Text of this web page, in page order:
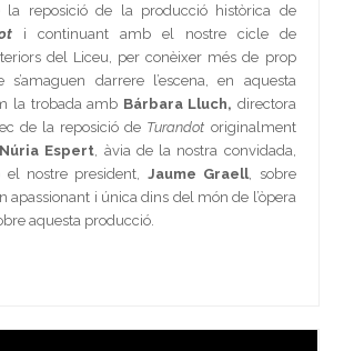
reposició de la producció històrica de
i continuant amb el nostre cicle de
del Liceu, per conèixer més de prop
darrere l’escena, en aquesta
la trobada amb Bárbara Lluch, directora
de la reposició de Turandot originalment
Núria Espert , àvia de la nostra convidada,
nostre president, Jaume Graell, sobre
apassionant i única dins del món de l’òpera
aquesta producció.